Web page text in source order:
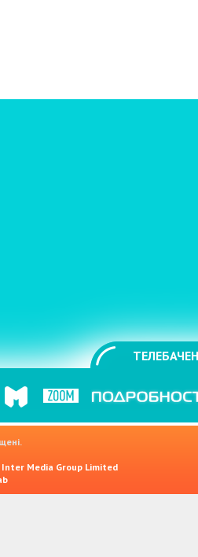
Inter Media Group Limited